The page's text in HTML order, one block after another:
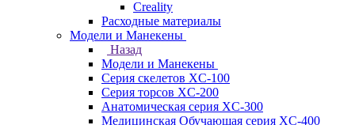
Creality
Расходные материалы
Модели и Манекены
Назад
Модели и Манекены
Серия скелетов XC-100
Серия торсов XC-200
Анатомическая серия XC-300
Медицинская Обучающая серия XC-400